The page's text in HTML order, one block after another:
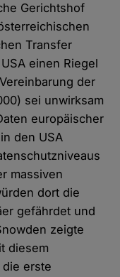
Gerichtshof
Transfer
einen Riegel
der
sei unwirksam
europäischer
den USA
massiven
dort die
gefährdet und
zeigte
diesem
erste